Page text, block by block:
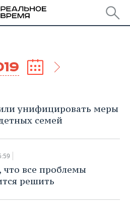
унифицировать меры
семей
что все проблемы
решить